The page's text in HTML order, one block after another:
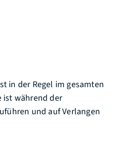
in der Regel im gesamten
ist während der
und auf Verlangen